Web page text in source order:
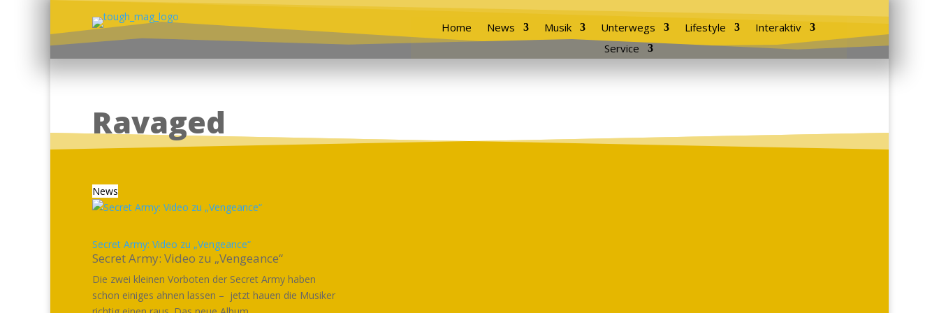
Home News Musik Unterwegs Lifestyle
Interaktiv
Service
Ravaged
News
Secret Army: Video zu „Vengeance“
Secret Army: Video zu „Vengeance“
Die zwei kleinen Vorboten der Secret Army haben
schon einiges ahnen lassen – jetzt hauen die Musiker